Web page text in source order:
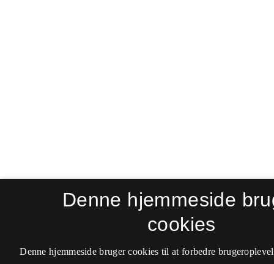
Denne hjemmeside
cookies
Denne hjemmeside bruger cookies til at forbedre